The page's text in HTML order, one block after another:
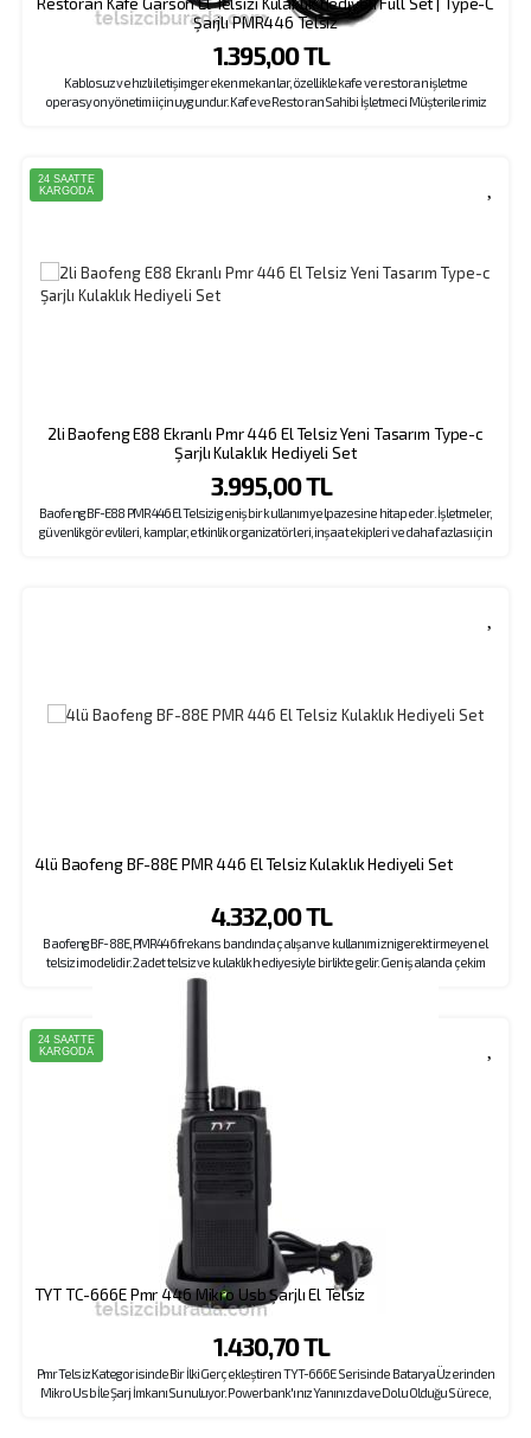
Şarjlı PMR446 Telsiz
1.395,00 TL
Kablosuz ve hızlı iletişim gereken mekanlar, özellikle kafe ve restoran işletme
operasyon yönetimi için uygundur. Kafe ve Restoran Sahibi İşletmeci Müşterilerimiz
24 SAATTE
KARGODA
2li Baofeng E88 Ekranlı Pmr 446 El Telsiz Yeni Tasarım Type-c
Şarjlı Kulaklık Hediyeli Set
3.995,00 TL
Baofeng BF-E88 PMR 446 El Telsizi geniş bir kullanım yelpazesine hitap eder. İşletmeler,
güvenlik görevlileri, kamplar, etkinlik organizatörleri, inşaat ekipleri ve daha fazlası için
4lü Baofeng BF-88E PMR 446 El Telsiz Kulaklık Hediyeli Set
4.332,00 TL
Baofeng BF-88E, PMR446 frekans bandında çalışan ve kullanım izni gerektirmeyen el
telsizi modelidir. 2 adet telsiz ve kulaklık hediyesiyle birlikte gelir. Geniş alanda çekim
24 SAATTE
KARGODA
TYT TC-666E Pmr 446 Mikro Usb Şarjlı El Telsiz
1.430,70 TL
Pmr Telsiz Kategorisinde Bir İlki Gerçekleştiren TYT-666E Serisinde Batarya Üzerinden
Mikro Usb İle Şarj İmkanı Sunuluyor. Powerbank'ınız Yanınızda ve Dolu Olduğu Sürece,